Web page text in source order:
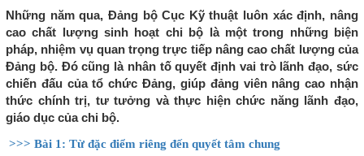
Những năm qua, Đảng bộ Cục Kỹ thuật luôn xác định, nâng
cao chất lượng sinh hoạt chi bộ là một trong những biện
pháp, nhiệm vụ quan trọng trực tiếp nâng cao chất lượng của
Đảng bộ. Đó cũng là nhân tố quyết định vai trò lãnh đạo, sức
chiến đấu của tổ chức Đảng, giúp đảng viên nâng cao nhận
thức chính trị, tư tưởng và thực hiện chức năng lãnh đạo,
giáo dục của chi bộ.
>>> Bài 1: Từ đặc điểm riêng đến quyết tâm chung